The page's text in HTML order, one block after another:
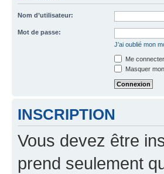
Nom d’utilisateur:
Mot de passe:
J’ai oublié mon
Me
Masquer
INSCRIPTION
Vous devez être
prend seulement